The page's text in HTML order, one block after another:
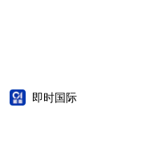
即时国际